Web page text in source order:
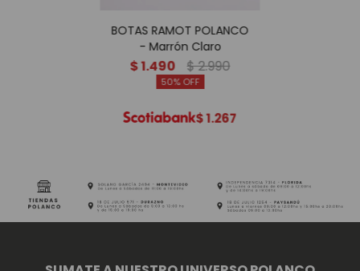
BOTAS RAMOT POLANCO
- Marrón Claro
$1.490 $2.990
50
$1.267